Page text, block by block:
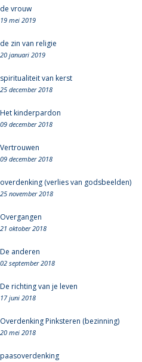
de vrouw
19 mei 2019
de zin van religie
20 januari 2019
spiritualiteit van kerst
25 december 2018
Het kinderpardon
09 december 2018
Vertrouwen
09 december 2018
overdenking (verlies van godsbeelden)
25 november 2018
Overgangen
21 oktober 2018
De anderen
02 september 2018
De richting van je leven
17 juni 2018
Overdenking Pinksteren (bezinning)
20 mei 2018
paasoverdenking